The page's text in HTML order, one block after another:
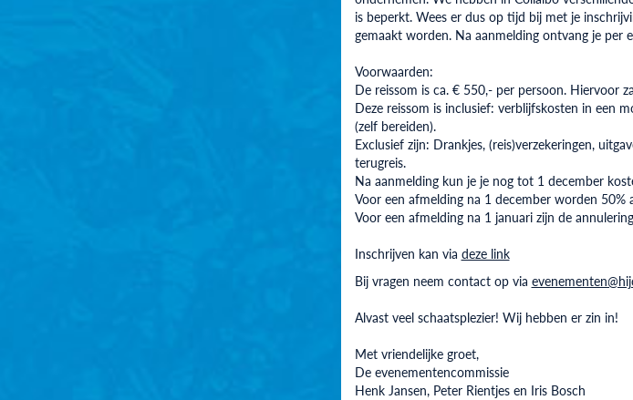
is beperkt. Wees er dus op tijd bij met je
gemaakt worden. Na aanmelding ontvang je per
Voorwaarden:
De reissom is ca. € 550,- per persoon. Hiervoor
Deze reissom is inclusief: verblijfskosten in een
(zelf bereiden).
Exclusief zijn: Drankjes, (reis)verzekeringen,
terugreis.
Na aanmelding kun je je nog tot 1 december
Voor een afmelding na 1 december worden 50%
Voor een afmelding na 1 januari zijn de
Inschrijven kan via deze link
Bij vragen neem contact op via
Alvast veel schaatsplezier! Wij hebben er zin in!
Met vriendelijke groet,
De evenementencommissie
Henk Jansen, Peter Rientjes en Iris Bosch